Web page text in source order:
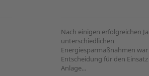
Nach einigen erfolgreichen
unterschiedlichen
Energiesparmaßnahmen
Entscheidung für den Einsatz
Anlage...